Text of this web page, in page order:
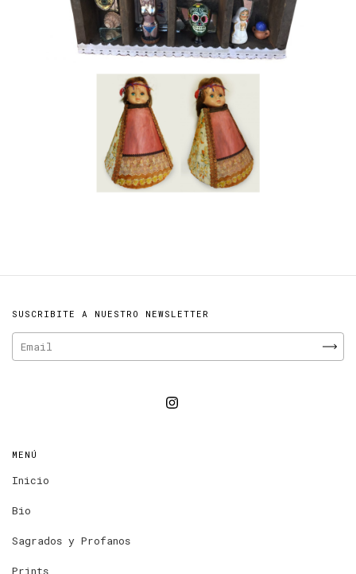
SUSCRIBITE A NUESTRO NEWSLETTER
MENÚ
Inicio
Bio
Sagrados y Profanos
Prints